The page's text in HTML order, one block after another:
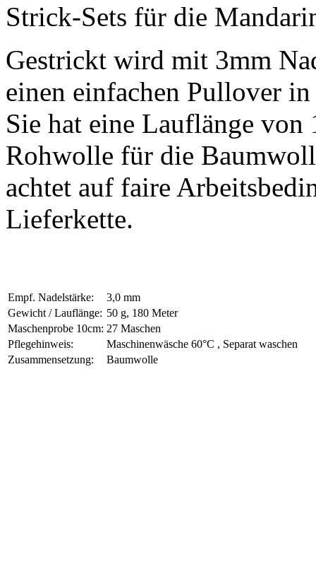
Strick-Sets für die
Gestrickt wird mit 3mm
einen einfachen Pullover
Sie hat eine Lauflänge
Rohwolle für die
achtet auf faire
Lieferkette.
Empf. Nadelstärke:
3,0 mm
Gewicht / Lauflänge: 50 g, 180 Meter
Maschenprobe 10cm: 27 Maschen
Pflegehinweis:
Maschinenwäsche 60°C , Separat waschen
Zusammensetzung:
Baumwolle